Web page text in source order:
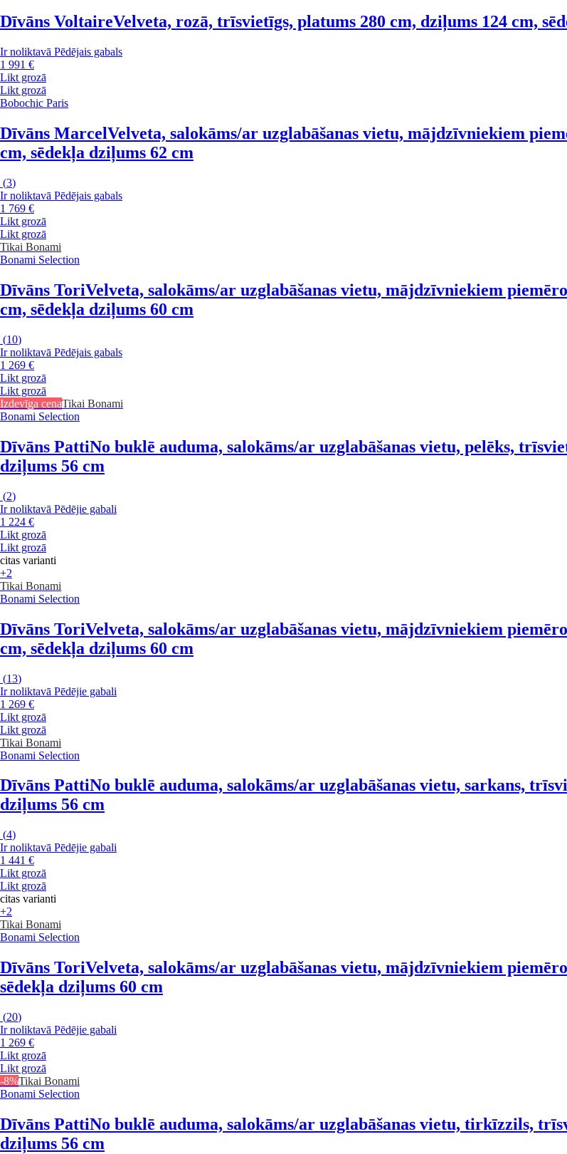
Dīvāns VoltaireVelveta, rozā, trīsvietīgs, platums 280 cm, dziļums 124 cm,
Ir noliktavā Pēdējais gabals
1 991 €
Likt grozā
Likt grozā
Bobochic Paris
Dīvāns MarcelVelveta, salokāms/ar uzglabāšanas vietu, mājdzīvniekiem
cm, sēdekļa dziļums 62 cm
(3)
Ir noliktavā Pēdējais gabals
1 769 €
Likt grozā
Likt grozā
Tikai Bonami
Bonami Selection
Dīvāns ToriVelveta, salokāms/ar uzglabāšanas vietu, mājdzīvniekiem
cm, sēdekļa dziļums 60 cm
(10)
Ir noliktavā Pēdējais gabals
1 269 €
Likt grozā
Likt grozā
Izdevīga cenaTikai Bonami
Bonami Selection
Dīvāns PattiNo buklē auduma, salokāms/ar uzglabāšanas vietu, pelēks,
dziļums 56 cm
(2)
Ir noliktavā Pēdējie gabali
1 224 €
Likt grozā
Likt grozā
citas varianti
+2
Tikai Bonami
Bonami Selection
Dīvāns ToriVelveta, salokāms/ar uzglabāšanas vietu, mājdzīvniekiem
cm, sēdekļa dziļums 60 cm
(13)
Ir noliktavā Pēdējie gabali
1 269 €
Likt grozā
Likt grozā
Tikai Bonami
Bonami Selection
Dīvāns PattiNo buklē auduma, salokāms/ar uzglabāšanas vietu, sarkans,
dziļums 56 cm
(4)
Ir noliktavā Pēdējie gabali
1 441 €
Likt grozā
Likt grozā
citas varianti
+2
Tikai Bonami
Bonami Selection
Dīvāns ToriVelveta, salokāms/ar uzglabāšanas vietu, mājdzīvniekiem
sēdekļa dziļums 60 cm
(20)
Ir noliktavā Pēdējie gabali
1 269 €
Likt grozā
Likt grozā
-8%Tikai Bonami
Bonami Selection
Dīvāns PattiNo buklē auduma, salokāms/ar uzglabāšanas vietu, tirkīzzils,
dziļums 56 cm